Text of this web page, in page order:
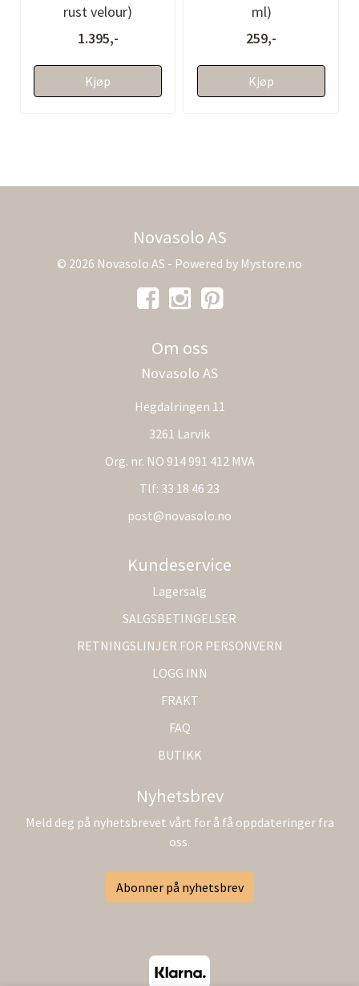
rust velour)
1.395,-
Kjøp
ml)
259,-
Kjøp
Novasolo AS
© 2026 Novasolo AS - Powered by Mystore.no
Om oss
Novasolo AS
Hegdalringen 11
3261 Larvik
Org. nr. NO 914 991 412 MVA
Tlf: 33 18 46 23
post@novasolo.no
Kundeservice
Lagersalg
SALGSBETINGELSER
RETNINGSLINJER FOR PERSONVERN
LOGG INN
FRAKT
FAQ
BUTIKK
Nyhetsbrev
Meld deg på nyhetsbrevet vårt for å få oppdateringer fra
oss.
Abonner på nyhetsbrev